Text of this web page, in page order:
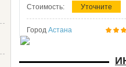
Стоимость: Уточните
Город Астана